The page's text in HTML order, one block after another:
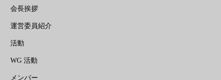
会長挨拶
運営委員紹介
活動
WG 活動
メンバー